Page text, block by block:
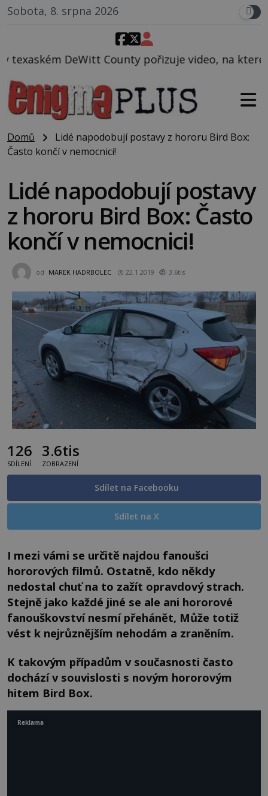
Sobota, 8. srpna 2026
pořizuje video, na kterém před jeho vozem
Domů
Lidé napodobují postavy z hororu Bird Box:
Často končí v nemocnici!
Lidé napodobují postavy
z hororu Bird Box: Často
končí v nemocnici!
od MAREK HADRBOLEC 22.1.2019 3.6tis
126
SDÍLENÍ
3.6tis
ZOBRAZENÍ
Sdílet na Facebooku
Sdílet na X
I mezi vámi se určitě najdou fanoušci
hororových filmů. Ostatně, kdo někdy
nedostal chuť na to zažít opravdový strach.
Stejně jako každé jiné se ale ani hororové
fanouškovství nesmí přehánět, Může totiž
vést k nejrůznějším nehodám a zraněním.
K takovým případům v současnosti často
dochází v souvislosti s novým hororovým
hitem Bird Box.
Reklama